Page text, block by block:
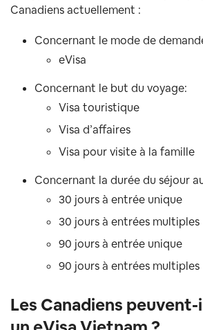
Canadiens actuellement :
Concernant le mode de
eVisa
Concernant le but du voyage:
Visa touristique
Visa d’affaires
Visa pour visite à la famille
Concernant la durée du séjour
30 jours à entrée unique
30 jours à entrées multiples
90 jours à entrée unique
90 jours à entrées multiples
Les Canadiens